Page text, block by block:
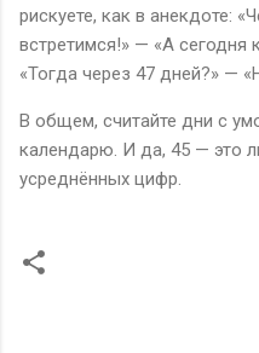
рискуете, как в анекдоте:
встретимся!» — «А сегодня
«Тогда через 47 дней?» —
В общем, считайте дни с
календарю. И да, 45 — это
усреднённых цифр.